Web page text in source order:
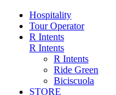
Hospitality
Tour Operator
R Intents
R Intents
R Intents
Ride Green
Biciscuola
STORE